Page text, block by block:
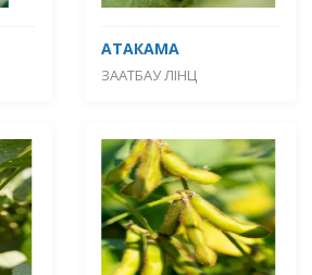
АТАКАМА
ЗААТБАУ ЛІНЦ